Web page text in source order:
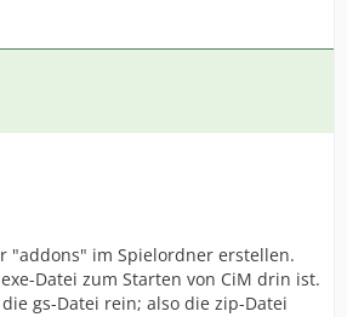
"addons" im Spielordner erstellen.
Datei zum Starten von CiM drin ist.
gs-Datei rein; also die zip-Datei